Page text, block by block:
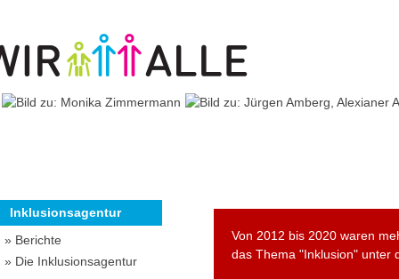
Inklusionsagentur
» Berichte
» Die Inklusionsagentur
Von 2012 bis 2020 waren
das Thema "Inklusion" unter